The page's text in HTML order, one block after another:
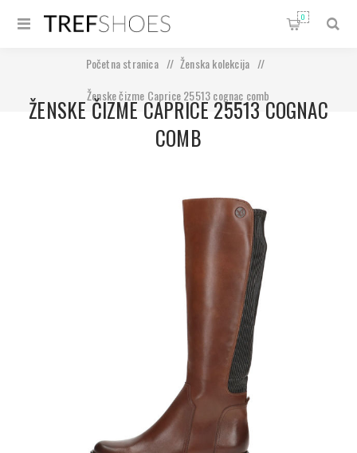
0
Početna stranica / Ženska kolekcija
/
Ženske čizme Caprice 25513 cognac comb
ŽENSKE ČIZME CAPRICE 25513 COGNAC
COMB